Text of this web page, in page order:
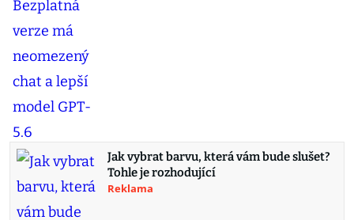
Jak vybrat barvu, která vám bude slušet?
Tohle je rozhodující
Reklama